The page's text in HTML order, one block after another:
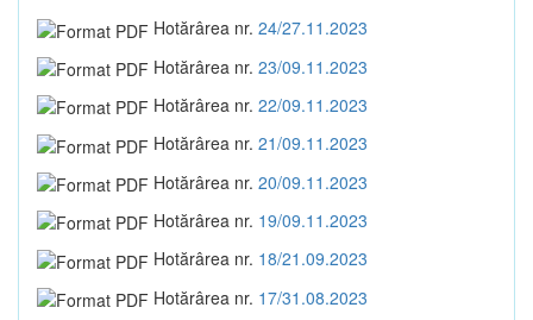
Hotărârea nr. 24/27.11.2023
Hotărârea nr. 23/09.11.2023
Hotărârea nr. 22/09.11.2023
Hotărârea nr. 21/09.11.2023
Hotărârea nr. 20/09.11.2023
Hotărârea nr. 19/09.11.2023
Hotărârea nr. 18/21.09.2023
Hotărârea nr. 17/31.08.2023